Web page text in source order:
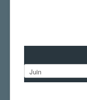
JOURNAL LOCAL